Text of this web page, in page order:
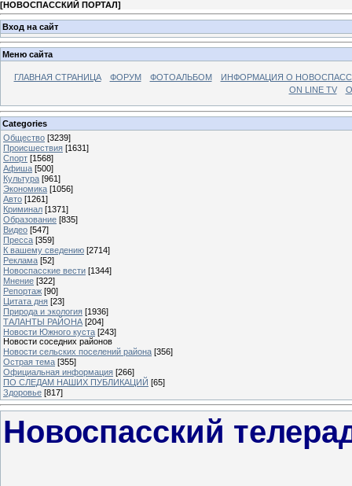
[НОВОСПАССКИЙ ПОРТАЛ]
Вход на сайт
Меню сайта
ГЛАВНАЯ СТРАНИЦА ФОРУМ ФОТОАЛЬБОМ
ИНФОРМАЦИЯ О
ON LINE TV
Categories
Общество [3239]
Происшествия [1631]
Спорт [1568]
Афиша [500]
Культура [961]
Экономика [1056]
Авто [1261]
Криминал [1371]
Образование [835]
Видео [547]
Пресса [359]
К вашему сведению [2714]
Реклама [52]
Новоспасские вести [1344]
Мнение [322]
Репортаж [90]
Цитата дня [23]
Природа и экология [1936]
ТАЛАНТЫ РАЙОНА [204]
Новости Южного куста [243]
Новости соседних районов
Новости сельских поселений района [356]
Острая тема [355]
Официальная информация [266]
ПО СЛЕДАМ НАШИХ ПУБЛИКАЦИЙ [65]
Здоровье [817]
Новоспасский